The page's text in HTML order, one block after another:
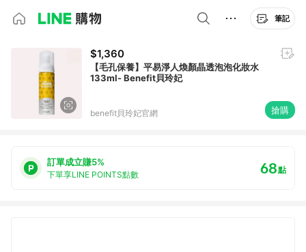
筆記
$1,360
【毛孔保養】平易淨人煥顏晶透泡泡化妝水
133ml- Benefit貝玲妃
benefit貝玲妃官網 搶購
訂單成立賺5%
下單享LINE POINTS點數 68點